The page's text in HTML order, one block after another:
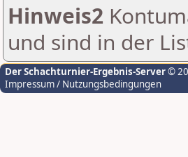
Hinweis2
und sind in der
Der Schachturnier-Ergebnis-Server©
Impressum / Nutzungsbedingungen